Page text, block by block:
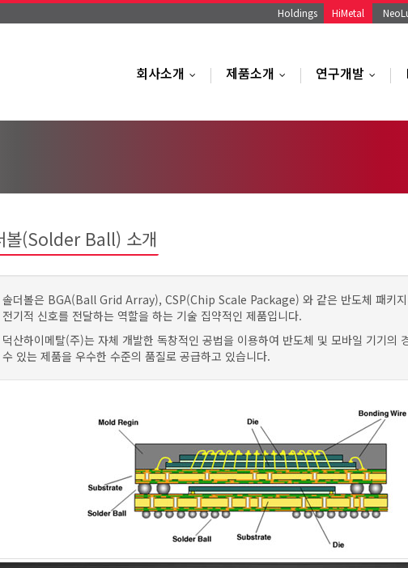
Holdings HiMetal
회사소개 제품소개 연구개발
볼(Solder Ball) 소개
솔더볼은 BGA(Ball Grid Array), CSP(Chip Scale Package) 와 같은 반도체 패키지
전기적 신호를 전달하는 역할을 하는 기술 집약적인 제품입니다.
덕산하이메탈(주)는 자체 개발한 독창적인 공법을 이용하여 반도체 및 모바일 기기
수 있는 제품을 우수한 수준의 품질로 공급하고 있습니다.